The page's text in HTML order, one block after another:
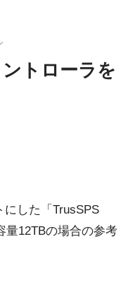
トローラを
した「TrusSPS
量12TBの場合の参考